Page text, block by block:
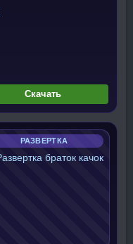
Скачать
РАЗВЕРТКА